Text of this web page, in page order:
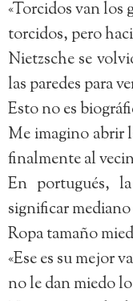
«Torcidos van los
torcidos, pero
Nietzsche se
las paredes para
Esto no es
Me imagino abrir
finalmente al
En portugués,
significar
Ropa tamaño
«Ese es su mejor
no le dan miedo